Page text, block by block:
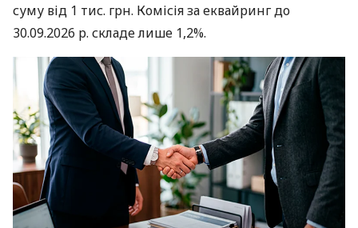
суму від 1 тис. грн. Комісія за еквайринг до
30.09.2026 р. складе лише 1,2%.